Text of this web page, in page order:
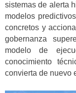
sistemas de alerta
modelos
concretos y
gobernanza
modelo de
conocimiento
convierta de nuevo